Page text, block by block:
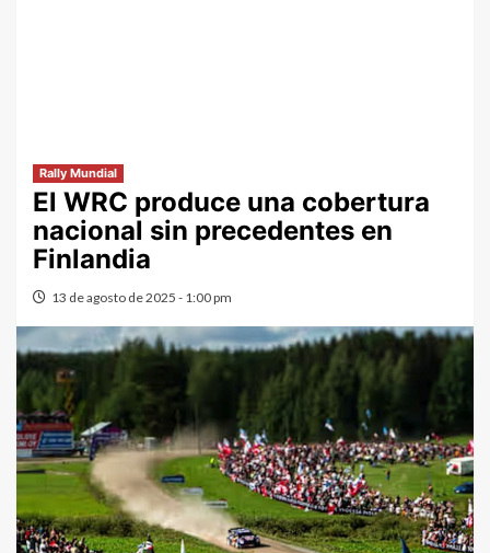
Rally Mundial
El WRC produce una cobertura
nacional sin precedentes en
Finlandia
13 de agosto de 2025 - 1:00 pm